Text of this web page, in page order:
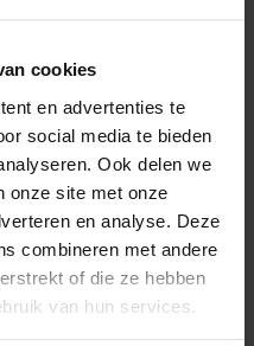
cookies
en advertenties te
social media te bieden
Ook delen we
onze site met onze
en analyse. Deze
combineren met andere
of die ze hebben
van hun services.
ambitieus
grip op je werk als de agenda